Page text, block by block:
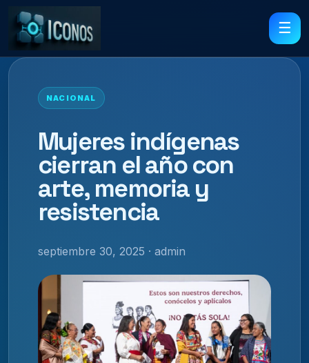
☰
NACIONAL
Mujeres indígenas
cierran el año con
arte, memoria y
resistencia
septiembre 30, 2025 · admin